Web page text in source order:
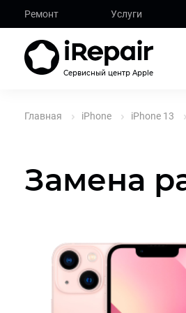
Ремонт Услуги
Сервисный центр Apple
Главная iPhone iPhone 13
Замена